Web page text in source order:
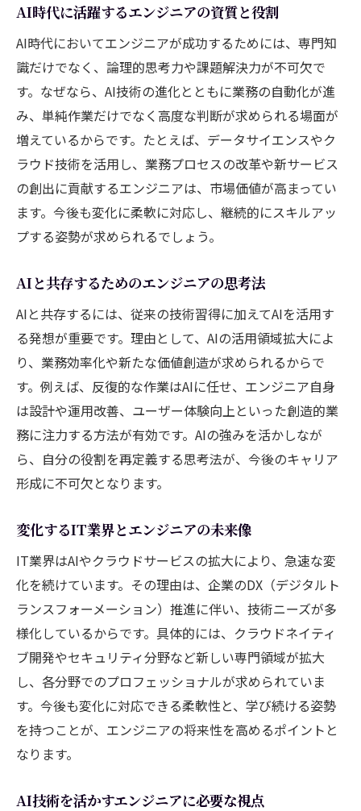
AI時代に活躍するエンジニアの資質と役割
AI時代においてエンジニアが成功するためには、専門知
識だけでなく、論理的思考力や課題解決力が不可欠で
す。なぜなら、AI技術の進化とともに業務の自動化が進
み、単純作業だけでなく高度な判断が求められる場面が
増えているからです。たとえば、データサイエンスやク
ラウド技術を活用し、業務プロセスの改革や新サービス
の創出に貢献するエンジニアは、市場価値が高まってい
ます。今後も変化に柔軟に対応し、継続的にスキルアッ
プする姿勢が求められるでしょう。
AIと共存するためのエンジニアの思考法
AIと共存するには、従来の技術習得に加えてAIを活用す
る発想が重要です。理由として、AIの活用領域拡大によ
り、業務効率化や新たな価値創造が求められるからで
す。例えば、反復的な作業はAIに任せ、エンジニア自身
は設計や運用改善、ユーザー体験向上といった創造的業
務に注力する方法が有効です。AIの強みを活かしなが
ら、自分の役割を再定義する思考法が、今後のキャリア
形成に不可欠となります。
変化するIT業界とエンジニアの未来像
IT業界はAIやクラウドサービスの拡大により、急速な変
化を続けています。その理由は、企業のDX（デジタルト
ランスフォーメーション）推進に伴い、技術ニーズが多
様化しているからです。具体的には、クラウドネイティ
ブ開発やセキュリティ分野など新しい専門領域が拡大
し、各分野でのプロフェッショナルが求められていま
す。今後も変化に対応できる柔軟性と、学び続ける姿勢
を持つことが、エンジニアの将来性を高めるポイントと
なります。
AI技術を活かすエンジニアに必要な視点